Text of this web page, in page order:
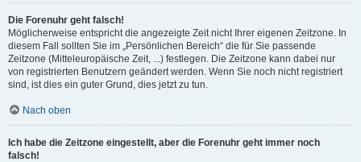
Die Forenuhr geht falsch!
Möglicherweise entspricht die angezeigte Zeit nicht Ihrer eigenen Zeitzone. In
diesem Fall sollten Sie im „Persönlichen Bereich“ die für Sie passende
Zeitzone (Mitteleuropäische Zeit, ...) festlegen. Die Zeitzone kann dabei nur
von registrierten Benutzern geändert werden. Wenn Sie noch nicht registriert
sind, ist dies ein guter Grund, dies jetzt zu tun.
Nach oben
Ich habe die Zeitzone eingestellt, aber die Forenuhr geht immer noch
falsch!